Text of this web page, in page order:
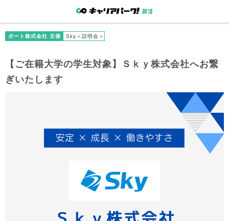
ポート株式会社 主催 Sky＜説明会＞
【 ご在籍大学の学生対象】Ｓｋｙ株式会社へお繋
ぎいたします